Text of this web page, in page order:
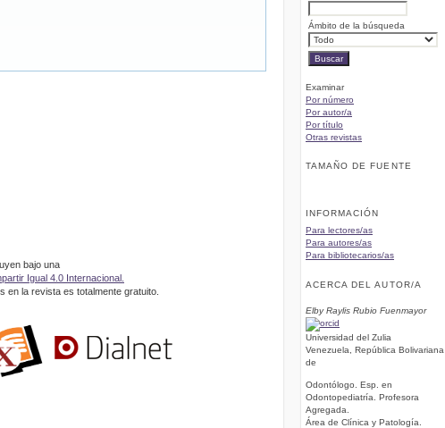
Ámbito de la búsqueda
Examinar
Por número
Por autor/a
Por título
Otras revistas
TAMAÑO DE FUENTE
INFORMACIÓN
Para lectores/as
Para autores/as
Para bibliotecarios/as
ACERCA DEL AUTOR/A
Elby Raylis Rubio Fuenmayor
Universidad del Zulia
Venezuela, República Bolivariana
de
Odontólogo. Esp. en
Odontopediatría. Profesora
Agregada.
Área de Clínica y Patología.
bajo una
Igual 4.0 Internacional.
en la revista es totalmente gratuito.